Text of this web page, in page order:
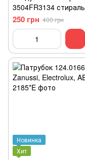
3504FR3134
машини lg
250 грн 400 грн
Новинка
Хит